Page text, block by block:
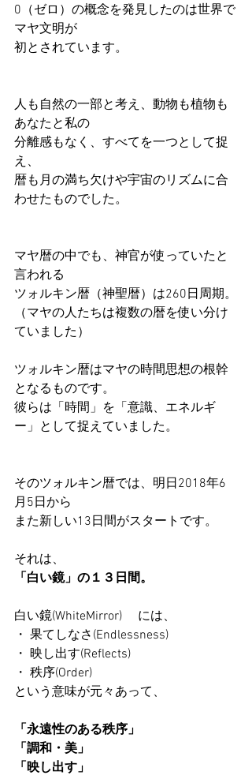
0（ゼロ）の概念を発見したのは世界で
マヤ文明が
初とされています。
人も自然の一部と考え、動物も植物も
あなたと私の
分離感もなく、すべてを一つとして捉
え、
暦も月の満ち欠けや宇宙のリズムに合
わせたものでした。
マヤ暦の中でも、神官が使っていたと
言われる
ツォルキン暦（神聖暦）は260日周期。
（マヤの人たちは複数の暦を使い分け
ていました）
ツォルキン暦はマヤの時間思想の根幹
となるものです。
彼らは「時間」を「意識、エネルギ
ー」として捉えていました。
そのツォルキン暦では、明日2018年6
月5日から
また新しい13日間がスタートです。
それは、
「白い鏡」の１３日間。
白い鏡(WhiteMirror)　 には、
・ 果てしなさ(Endlessness)
・ 映し出す(Reflects)
・ 秩序(Order)
という意味が元々あって、
「永遠性のある秩序」
「調和・美」
「映し出す」